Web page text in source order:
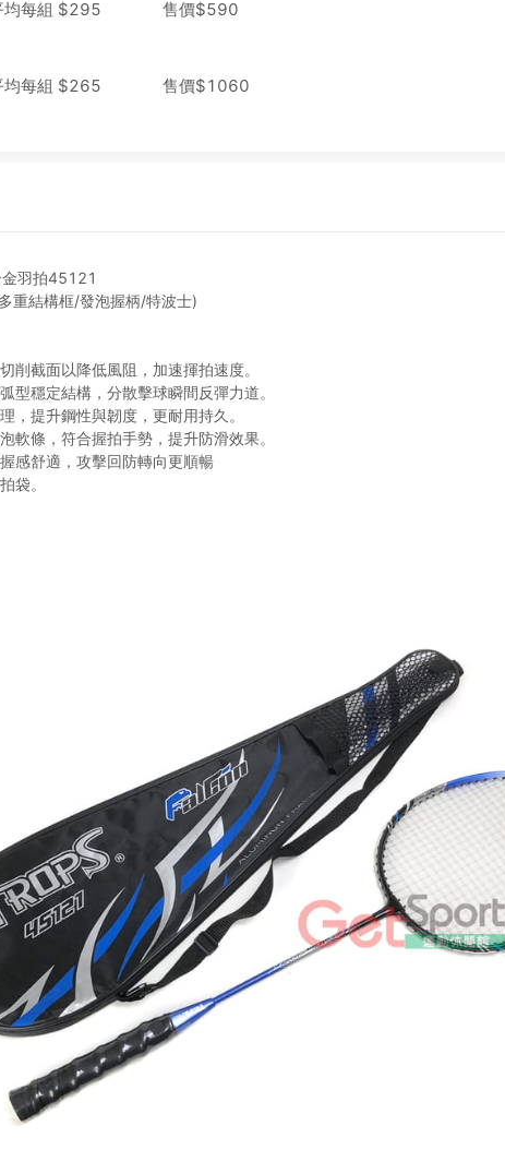
均每組 $295 售價$590
均每組 $265 售價$1060
羽拍45121
重結構框/發泡握柄/特波士)
削截面以降低風阻，加速揮拍速度。
型穩定結構，分散擊球瞬間反彈力道。
，提升鋼性與韌度，更耐用持久。
軟條，符合握拍手勢，提升防滑效果。
感舒適，攻擊回防轉向更順暢
袋。